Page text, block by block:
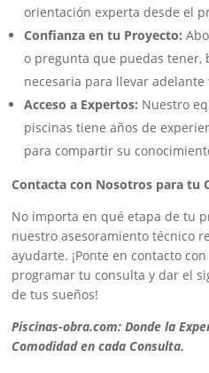
orientación experta desde el
Confianza en tu Proyecto:
o pregunta que puedas tener,
necesaria para llevar
Acceso a Expertos: Nuestro
piscinas tiene años de
para compartir su
Contacta con Nosotros para tu
No importa en qué etapa de tu
nuestro asesoramiento técnico
ayudarte. ¡Ponte en contacto
programar tu consulta y dar el
de tus sueños!
Piscinas-obra.com: Donde la
Comodidad en cada Consulta.